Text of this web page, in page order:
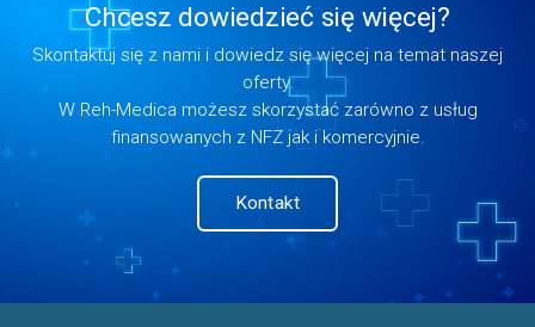
Chcesz dowiedzieć się więcej?
Skontaktuj się z nami i dowiedz się więcej na temat naszej
oferty.
W Reh-Medica możesz skorzystać zarówno z usług
finansowanych z NFZ jak i komercyjnie.
Kontakt